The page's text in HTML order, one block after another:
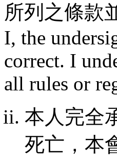
所列之條款
I, the
correct. I
all rules or
本人完全
死亡，本